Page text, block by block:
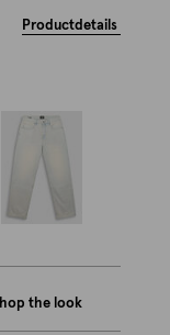
Productdetails
the look